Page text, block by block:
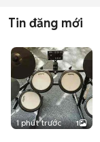
Tin đăng mới
1 phút trước 1